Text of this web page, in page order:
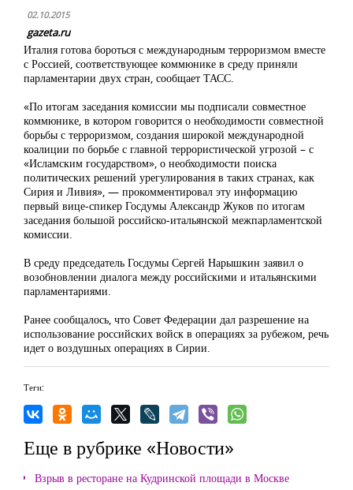
02.10.2015
gazeta.ru
Италия готова бороться с международным терроризмом вместе
с Россией, соответствующее коммюнике в среду приняли
парламентарии двух стран, сообщает ТАСС.
«По итогам заседания комиссии мы подписали совместное
коммюнике, в котором говорится о необходимости совместной
борьбы с терроризмом, создания широкой международной
коалиции по борьбе с главной террористической угрозой – с
«Исламским государством», о необходимости поиска
политических решений урегулирования в таких странах, как
Сирия и Ливия», — прокомментировал эту информацию
первый вице-спикер Госдумы Александр Жуков по итогам
заседания большой российско-итальянской межпарламентской
комиссии.
В среду председатель Госдумы Сергей Нарышкин заявил о
возобновлении диалога между российскими и итальянскими
парламентариями.
Ранее сообщалось, что Совет Федерации дал разрешение на
использование российских войск в операциях за рубежом, речь
идет о воздушных операциях в Сирии.
Теги:
Еще в рубрике «Новости»
Взрыв в ресторане на Кудринской площади в Москве